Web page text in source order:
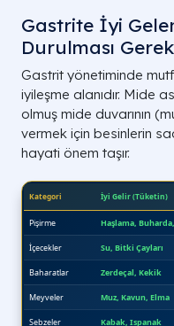
Gastrite İyi
Durulması
Gastrit yönetiminde
iyileşme alanıdır. Mide
olmuş mide duvarının
vermek için besinlerin
hayati önem taşır.